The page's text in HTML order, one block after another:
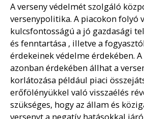
A verseny védelmét szolgáló
versenypolitika. A piacokon folyó
kulcsfontosságú a jó gazdasági
és fenntartása , illetve a
érdekeinek védelme érdekében.
azonban érdekében állhat a
korlátozása például piaci
erőfölényükkel való visszaélés
szükséges, hogy az állam és